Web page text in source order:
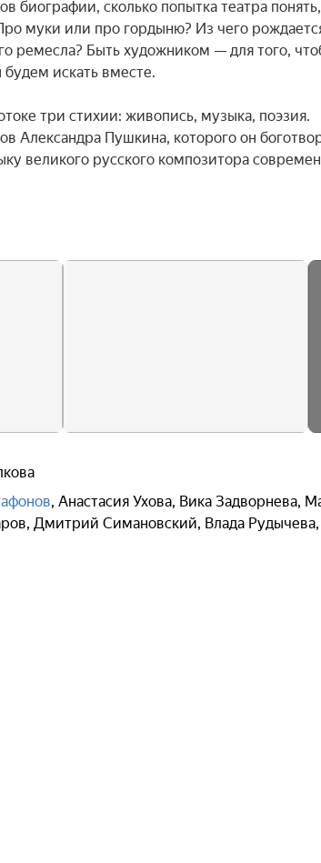
биографии, сколько попытка театра
муки или про гордыню? Из чего
ремесла? Быть художником — для того,
искать вместе.
три стихии: живопись, музыка, поэзия.
Александра Пушкина, которого он
великого русского композитора
, Анастасия Ухова, Вика Задворнева,
, Дмитрий Симановский, Влада Рудычева,